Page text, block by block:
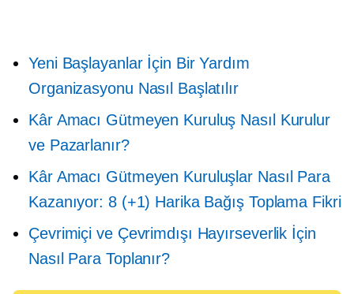
Yeni Başlayanlar İçin Bir Yardım
Organizasyonu Nasıl Başlatılır
Kâr Amacı Gütmeyen Kuruluş Nasıl Kurulur
ve Pazarlanır?
Kâr Amacı Gütmeyen Kuruluşlar Nasıl Para
Kazanıyor: 8 (+1) Harika Bağış Toplama Fikri
Çevrimiçi ve Çevrimdışı Hayırseverlik İçin
Nasıl Para Toplanır?